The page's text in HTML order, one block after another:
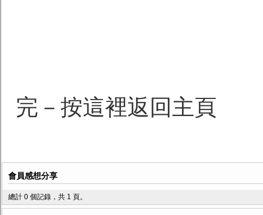
完－按這裡返回主頁
會員感想分享
總計 0 個記錄，共 1 頁。